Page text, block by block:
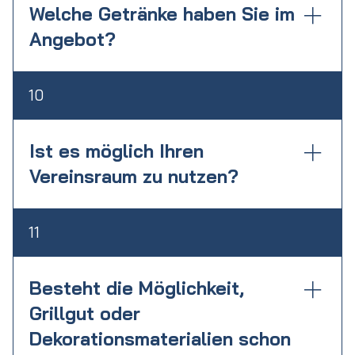
weitere Stunde kostenpflichtig dazu zu
buchen.
Welche Getränke haben Sie im
Angebot?
siehe hierzu unsere Getränkepreisliste.
(Link folgt in kürze)
10
Ist es möglich Ihren
Vereinsraum zu nutzen?
Ja, der Raum kann gemietet werden. Auch
bei Ihrer Grillfeiern kann der Raum
kostenpflichtig dazugebucht werden.
11
Besteht die Möglichkeit,
Grillgut oder
Dekorationsmaterialien schon